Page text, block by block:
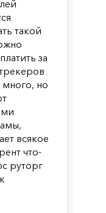
такой
за
много, но
всякое
что-
руторг